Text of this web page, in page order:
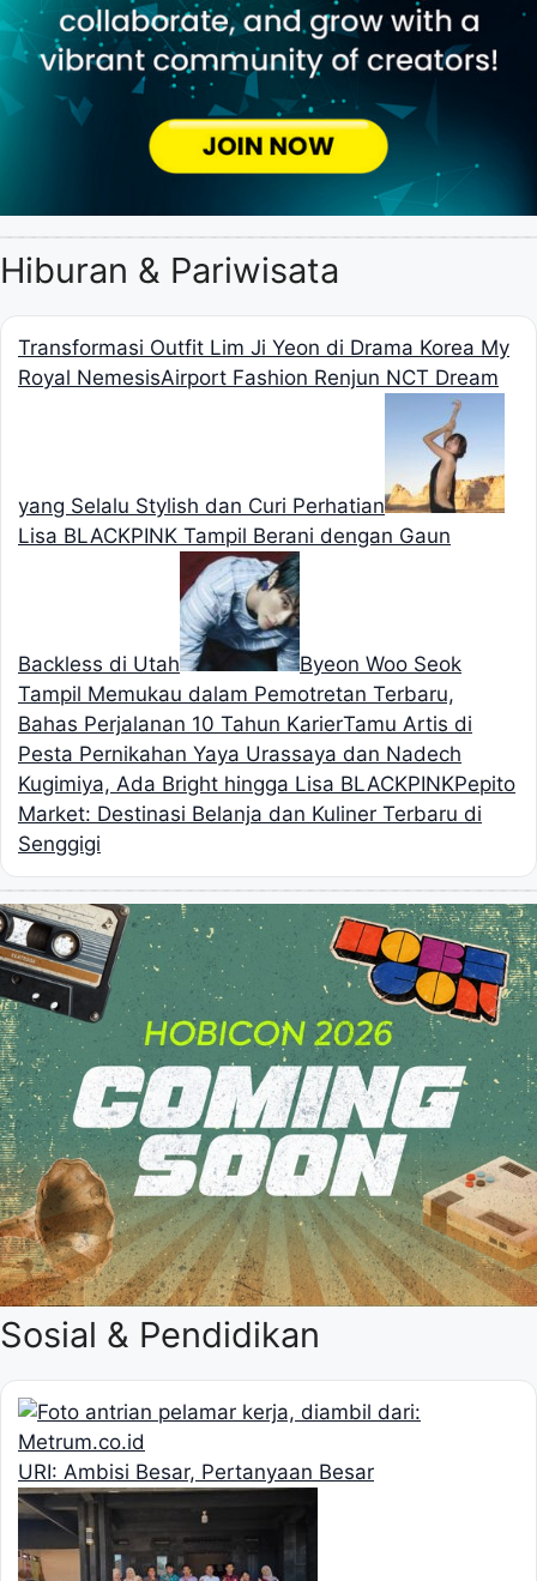
Hiburan & Pariwisata
Transformasi Outfit Lim Ji Yeon di Drama Korea My
Royal NemesisAirport Fashion Renjun NCT Dream
yang Selalu Stylish dan Curi Perhatian
Lisa BLACKPINK Tampil Berani dengan Gaun
Backless di Utah
Byeon Woo Seok
Tampil Memukau dalam Pemotretan Terbaru,
Bahas Perjalanan 10 Tahun KarierTamu Artis di
Pesta Pernikahan Yaya Urassaya dan Nadech
Kugimiya, Ada Bright hingga Lisa BLACKPINKPepito
Market: Destinasi Belanja dan Kuliner Terbaru di
Senggigi
Sosial & Pendidikan
URI: Ambisi Besar, Pertanyaan Besar